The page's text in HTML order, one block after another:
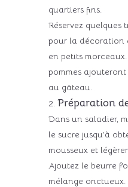
quartiers fins.
Réservez quelques
pour la décoration
en petits
pommes
au gâteau.
Préparation
Dans un saladier,
le sucre jusqu’à
mousseux et
Ajoutez le beurre
mélange onctueux.